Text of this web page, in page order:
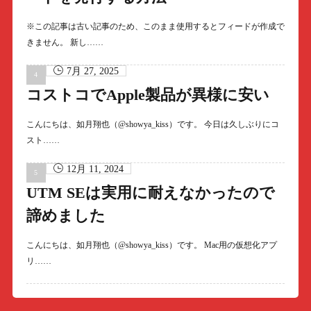
※この記事は古い記事のため、このまま使用するとフィードが作成で
きません。 新し……
7月 27, 2025
コストコでApple製品が異様に安い
こんにちは、如月翔也（@showya_kiss）です。 今日は久しぶりにコ
スト……
12月 11, 2024
UTM SEは実用に耐えなかったので
諦めました
こんにちは、如月翔也（@showya_kiss）です。 Mac用の仮想化アプ
リ……